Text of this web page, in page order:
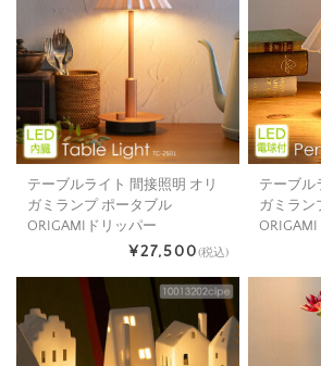
テーブルライト 間接照明 オリ
ガミランプ ポータブル
ORIGAMIドリッパー
¥27,500(税込)
テーブル
ガミラン